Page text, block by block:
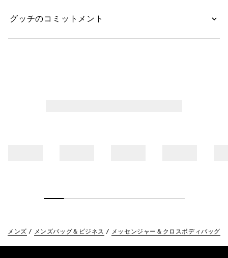
グッチのコミットメント
メンズ メンズバッグ＆ビジネス メッセンジャー＆クロスボディバッグ